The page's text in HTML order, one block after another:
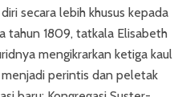
secara lebih khusus kepada
tahun 1809, tatkala Elisabeth
mengikrarkan ketiga kaul
perintis dan peletak